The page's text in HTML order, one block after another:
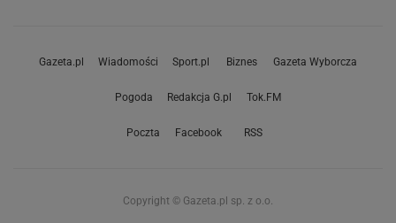
Gazeta.pl Wiadomości Sport.pl Biznes Gazeta Wyborcza
Pogoda Redakcja G.pl Tok.FM
Poczta Facebook RSS
Copyright © Gazeta.pl sp. z o.o.